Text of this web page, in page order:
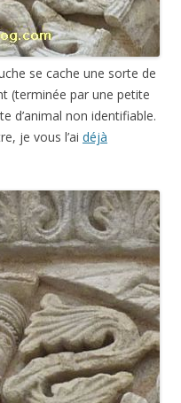
se cache une sorte de
(terminée par une petite
d’animal non identifiable.
je vous l’ai déjà